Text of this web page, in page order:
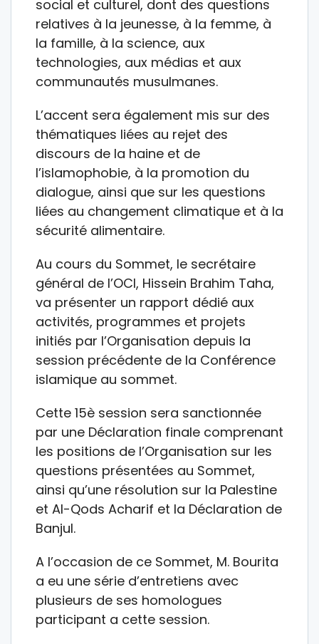
social et culturel, dont des questions
relatives à la jeunesse, à la femme, à
la famille, à la science, aux
technologies, aux médias et aux
communautés musulmanes.
L’accent sera également mis sur des
thématiques liées au rejet des
discours de la haine et de
l’islamophobie, à la promotion du
dialogue, ainsi que sur les questions
liées au changement climatique et à la
sécurité alimentaire.
Au cours du Sommet, le secrétaire
général de l’OCI, Hissein Brahim Taha,
va présenter un rapport dédié aux
activités, programmes et projets
initiés par l’Organisation depuis la
session précédente de la Conférence
islamique au sommet.
Cette 15è session sera sanctionnée
par une Déclaration finale comprenant
les positions de l’Organisation sur les
questions présentées au Sommet,
ainsi qu’une résolution sur la Palestine
et Al-Qods Acharif et la Déclaration de
Banjul.
A l’occasion de ce Sommet, M. Bourita
a eu une série d’entretiens avec
plusieurs de ses homologues
participant a cette session.